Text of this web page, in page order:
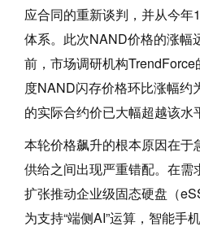
应合同的重新谈判，并从今年
体系。此次NAND价格的涨幅
前，市场调研机构
度NAND闪存价格环比涨幅约
的实际合约价已大幅超越该水
本轮价格飙升的根本原因在于
供给之间出现严重错配。在需
扩张推动企业级固态硬盘（
为支持“端侧AI”运算，智能手